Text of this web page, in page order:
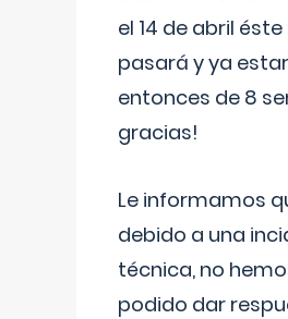
el 14 de abril éste
pasará y ya
entonces de 8
gracias!
Le informamos
debido a una
técnica, no
podido dar